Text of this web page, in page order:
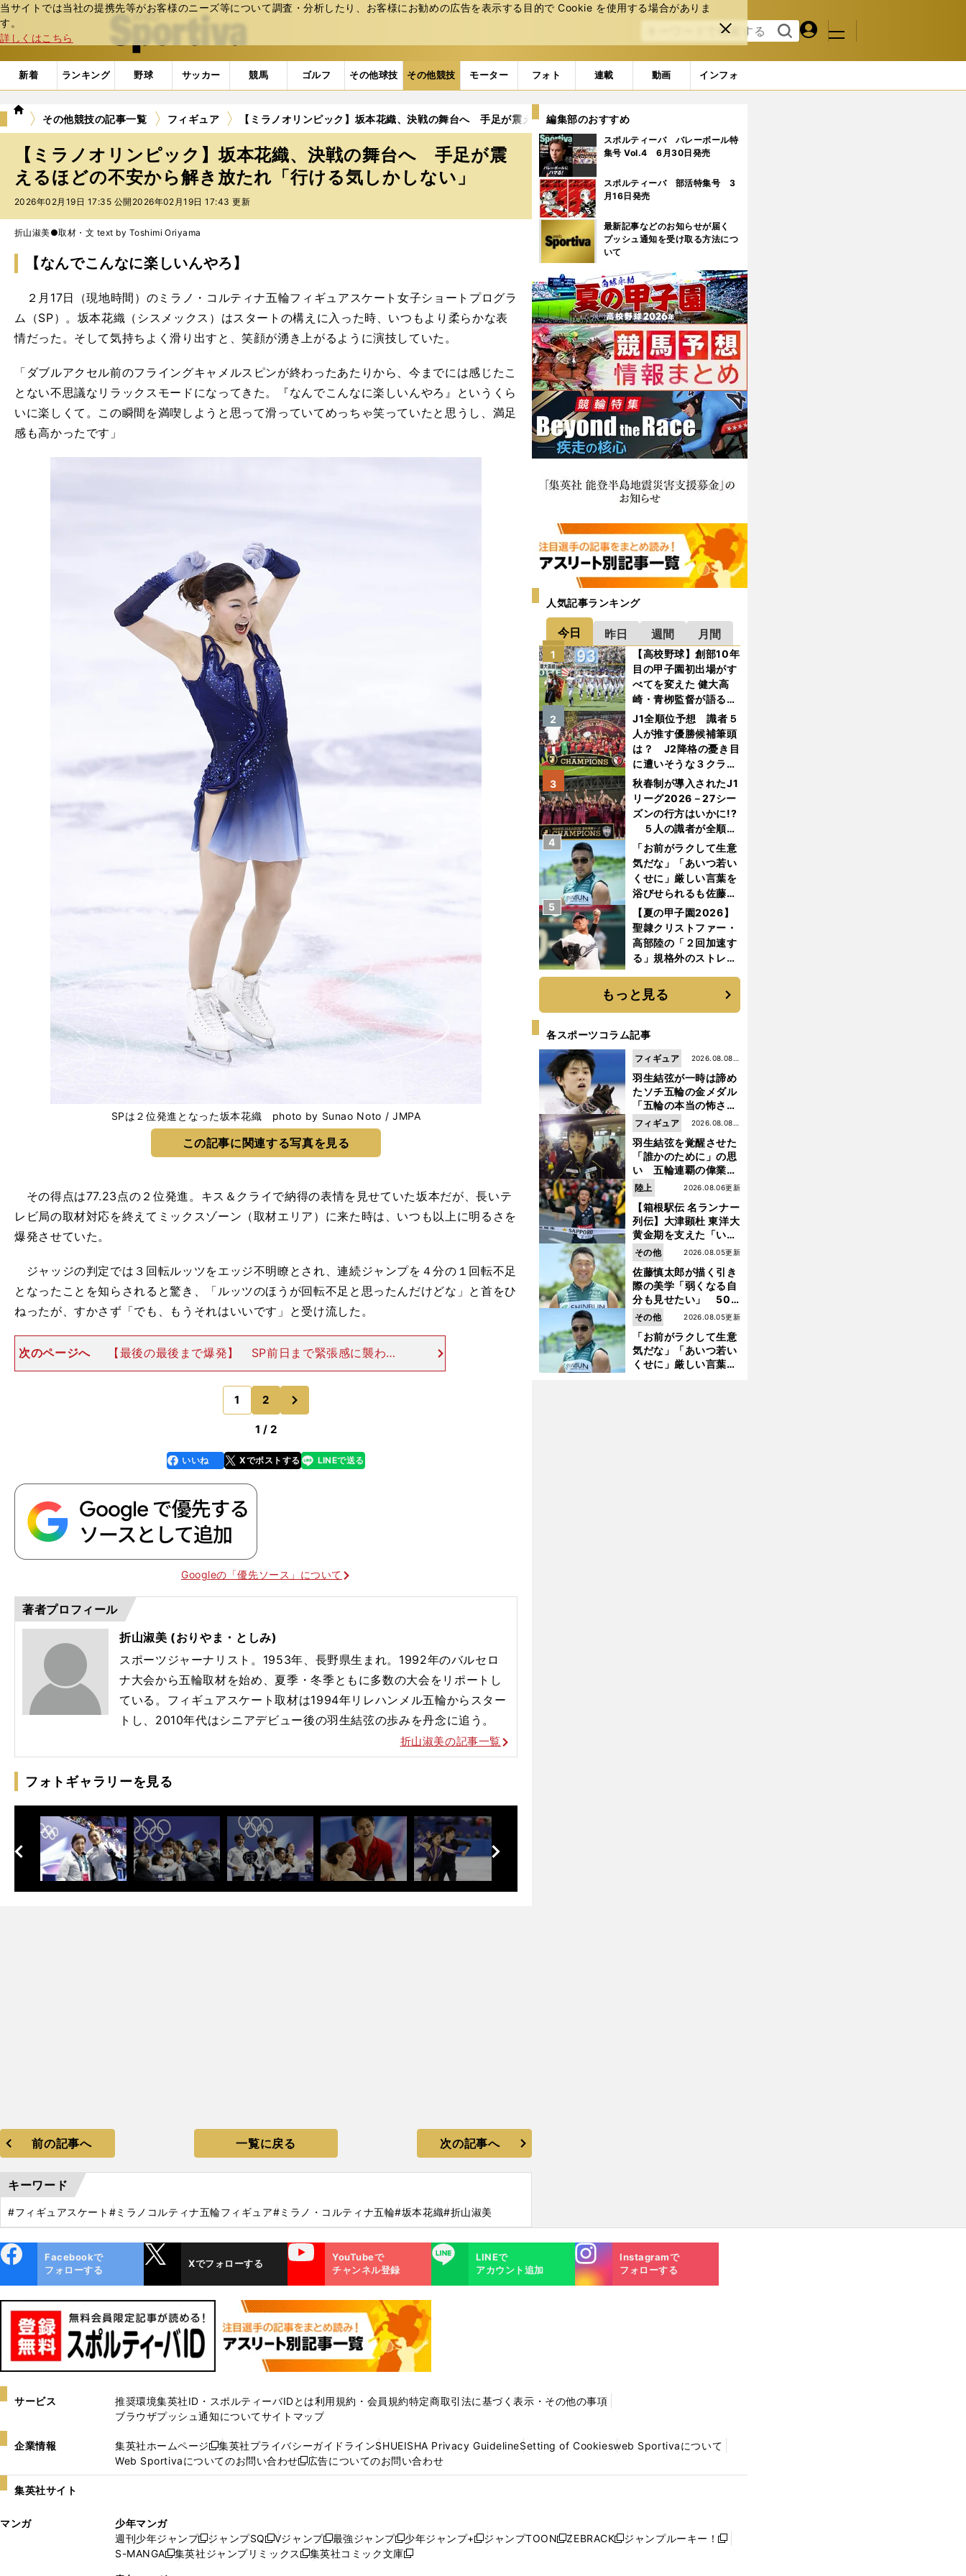
当サイトでは当社の提携先等がお客様のニーズ等について調査・分析したり、お客様にお勧めの広告を表⽰する⽬的で Cookie を使⽤する場合がありま
す。
詳しくはこちら
閉じ
る
web Sportiva (webスポルティーバ)
検索
る
マイペ
ジ
メニュ
新着 ランキング 野球 サッカー 競馬 ゴルフ その他球技 その他競技 モーター フォト 連載 動画 インフォ
we
ル
テ
ィ
ー
バ
その他競技の記事一覧 フィギュア 【ミラノオリンピック】坂本花織、決戦の舞台へ 手足が震えるほどの不安から解き放たれ「行ける気しかしない」
【ミラノオリンピック】坂本花織、決戦の舞台へ 手足が震
えるほどの不安から解き放たれ「行ける気しかしない」
2026年02月19日 17:35 公開 2026年02月19日 17:43 更新
折山淑美●取材・文 text by Toshimi Oriyama
【なんでこんなに楽しいんやろ】
２月17日（現地時間）のミラノ・コルティナ五輪フィギュアスケート女子ショートプログラ
ム（SP）。坂本花織（シスメックス）はスタートの構えに入った時、いつもより柔らかな表
情だった。そして気持ちよく滑り出すと、笑顔が湧き上がるように演技していた。
「ダブルアクセル前のフライングキャメルスピンが終わったあたりから、今までには感じたこ
とない不思議なリラックスモードになってきた。『なんでこんなに楽しいんやろ』というくら
いに楽しくて。この瞬間を満喫しようと思って滑っていてめっちゃ笑っていたと思うし、満足
感も高かったです」
SPは２位発進となった坂本花織 photo by Sunao Noto / JMPA
この記事に関連する写真を見る
その得点は77.23点の２位発進。キス＆クライで納得の表情を見せていた坂本だが、長いテ
レビ局の取材対応を終えてミックスゾーン（取材エリア）に来た時は、いつも以上に明るさを
爆発させていた。
ジャッジの判定では３回転ルッツをエッジ不明瞭とされ、連続ジャンプを４分の１回転不足
となったことを知らされると驚き、「ルッツのほうが回転不足と思ったんだけどな」と首をひ
ねったが、すかさず「でも、もうそれはいいです」と受け流した。
次のページへ
【最後の最後まで爆発】 SP前日まで緊張感に襲われ
ていたことも明かした。「昨日まではずっと手も震えて足も震えてい
た。それですごく疲れてしまったから、今日はいい緊張感になったのか
なと思います」 こ
1 2
1 / 2
faceboo
k
いいね Xでポストする
line LINEで送る
Googleの「優先ソース」について
著者プロフィール
折山淑美 (おりやま・としみ)
スポーツジャーナリスト。1953年、長野県生まれ。1992年のバルセロ
ナ大会から五輪取材を始め、夏季・冬季ともに多数の大会をリポートし
ている。フィギュアスケート取材は1994年リレハンメル五輪からスター
トし、2010年代はシニアデビュー後の羽生結弦の歩みを丹念に追う。
折山淑美の記事一覧
フォトギャラリーを見る
次
へ
前
へ
】
い
」
落
」
前の記事へ 一覧に戻る 次の記事へ
キーワード
#フィギュアスケート #ミラノコルティナ五輪フィギュア#ミラノ・コルティナ五輪#坂本花織#折山淑美
編集部のおすすめ
スポルティーバ バレーボール特
集号 Vol.4 6月30日発売
スポルティーバ 部活特集号 3
月16日発売
最新記事などのお知らせが届く
プッシュ通知を受け取る方法につ
いて
人気記事ランキング
今日 昨日 週間 月間
【高校野球】創部10年
目の甲子園初出場がす
べてを変えた 健大高
崎・青栁監督が語る
「機動破壊」はこうし
て生まれた
1
J1全順位予想 識者５
人が推す優勝候補筆頭
は？ J2降格の憂き目
に遭いそうな３クラブ
とは？
2
秋春制が導入されたJ1
リーグ2026－27シー
ズンの行方はいかに!?
５人の識者が全順位
を大胆予想
3
「お前がラクして生意
気だな」「あいつ若い
くせに」厳しい言葉を
浴びせられるも佐藤慎
太郎が貫いた誇りとフ
ァンへの思い
4
【夏の甲子園2026】
聖隷クリストファー・
高部陸の「２回加速す
る」規格外のストレー
く大学進学を選ぶ理由
5
もっと見る
各スポーツコラム記事
羽生結弦が一時は諦め
たソチ五輪の金メダル
「五輪の本当の怖さを
知った......」
2026.08.08更
新
フィギュア
羽生結弦を覚醒させた
「誰かのために」の思
い 五輪連覇の偉業へ
の道のり
2026.08.08更
新
フィギュア
【箱根駅伝 名ランナー
列伝】大津顕杜 東洋大
黄金期を支えた「いぶ
し銀」の存在 最後は同
期の設楽兄弟も受賞で
きなかった金栗杯に輝
く
2026.08.06更新
陸上
佐藤慎太郎が描く引き
際の美学「弱くなる自
分も見せたい」 50
代の競輪人生に影響を
与える伏見俊昭の死に
も言及
2026.08.05更新
その他
「お前がラクして生意
気だな」「あいつ若い
くせに」厳しい言葉を
2026.08.05更新
その他
ok
Facebookで
フォローする
Xでフォローする
YouTube
YouTubeで
チャンネル登録
LINE
LINEで
アカウント追加
Instagra
m
Instagramで
フォローする
サービス 推奨環境集英社ID・スポルティーバIDとは利用規約・会員規約特定商取引法に基づく表示・その他の事項
ブラウザプッシュ通知についてサイトマップ
企業情報 集英社ホームページ
新
し
い
ド
ウ
集英社プライバシーガイドラインSHUEISHA Privacy GuidelineSetting of Cookiesweb Sportivaについて
Web Sportivaについてのお問い合わせ
新
し
ン
ド
広告についてのお問い合わせ
集英社サイト
マンガ
少年マンガ
週刊少年ジャンプ
新
し
ジャンプSQ
新
し
Vジャンプ
新
し
最強ジャンプ
新
し
少年ジャンプ+
新
ジャンプTOON
新
ZEBRACK
新
ジャンプルーキー！
新
S-MANGA
新
集英社ジャンプリミックス
新
集英社コミック文庫
新